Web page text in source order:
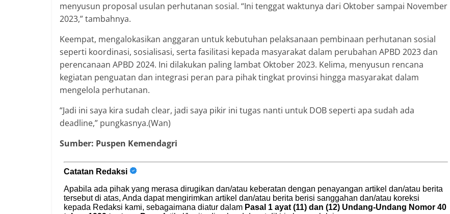
menyusun proposal usulan perhutanan sosial. “Ini tenggat waktunya dari Oktober sampai November
2023,” tambahnya.
Keempat, mengalokasikan anggaran untuk kebutuhan pelaksanaan pembinaan perhutanan sosial
seperti koordinasi, sosialisasi, serta fasilitasi kepada masyarakat dalam perubahan APBD 2023 dan
perencanaan APBD 2024. Ini dilakukan paling lambat Oktober 2023. Kelima, menyusun rencana
kegiatan penguatan dan integrasi peran para pihak tingkat provinsi hingga masyarakat dalam
mengelola perhutanan.
“Jadi ini saya kira sudah clear, jadi saya pikir ini tugas nanti untuk DOB seperti apa sudah ada
deadline,” pungkasnya.(Wan)
Sumber: Puspen Kemendagri